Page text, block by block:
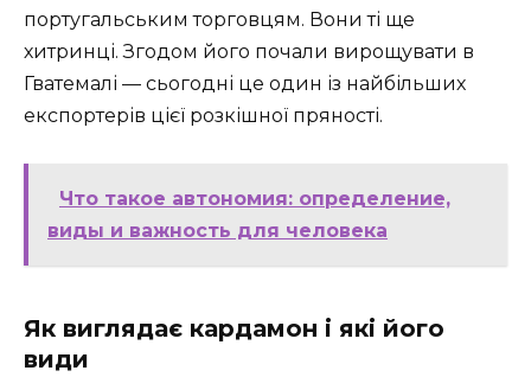
португальським торговцям. Вони ті ще
хитринці. Згодом його почали вирощувати в
Гватемалі — сьогодні це один із найбільших
експортерів цієї розкішної пряності.
Что такое автономия: определение,
виды и важность для человека
Як виглядає кардамон і які його
види